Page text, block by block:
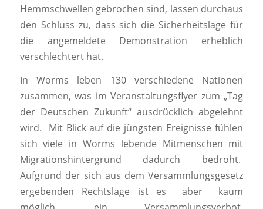
Hemmschwellen gebrochen sind, lassen durchaus
den Schluss zu, dass sich die Sicherheitslage für
die angemeldete Demonstration erheblich
verschlechtert hat.
In Worms leben 130 verschiedene Nationen
zusammen, was im Veranstaltungsflyer zum „Tag
der Deutschen Zukunft“ ausdrücklich abgelehnt
wird. Mit Blick auf die jüngsten Ereignisse fühlen
sich viele in Worms lebende Mitmenschen mit
Migrationshintergrund dadurch bedroht.
Aufgrund der sich aus dem Versammlungsgesetz
ergebenden Rechtslage ist es aber kaum